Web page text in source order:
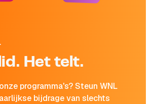
Het telt.
programma's? Steun WNL
bijdrage van slechts